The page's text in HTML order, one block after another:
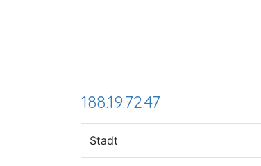
188.19.72.47
Stadt